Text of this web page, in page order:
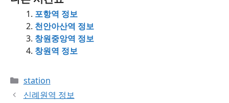
포항역 정보
천안아산역 정보
창원중앙역 정보
창원역 정보
Categories
station
신례원역 정보